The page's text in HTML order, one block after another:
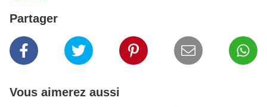
Partager
Vous aimerez aussi